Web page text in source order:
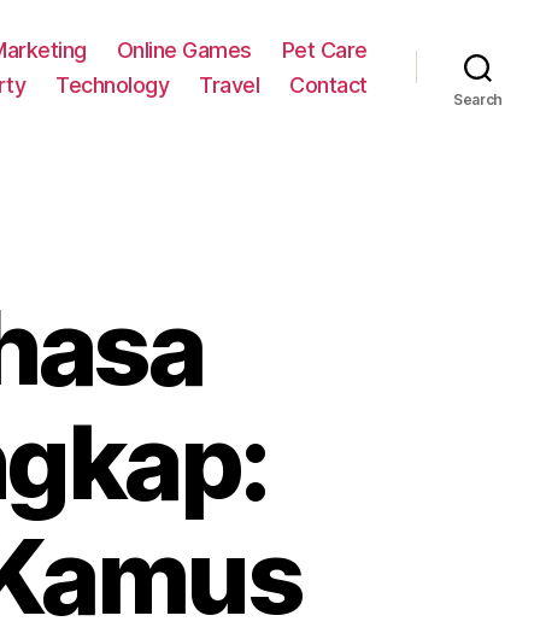
Online Games
Pet Care
Technology Travel Contact
Search